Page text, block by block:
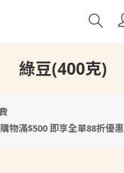
綠豆(400克)
物滿$500 即享全單88折優惠